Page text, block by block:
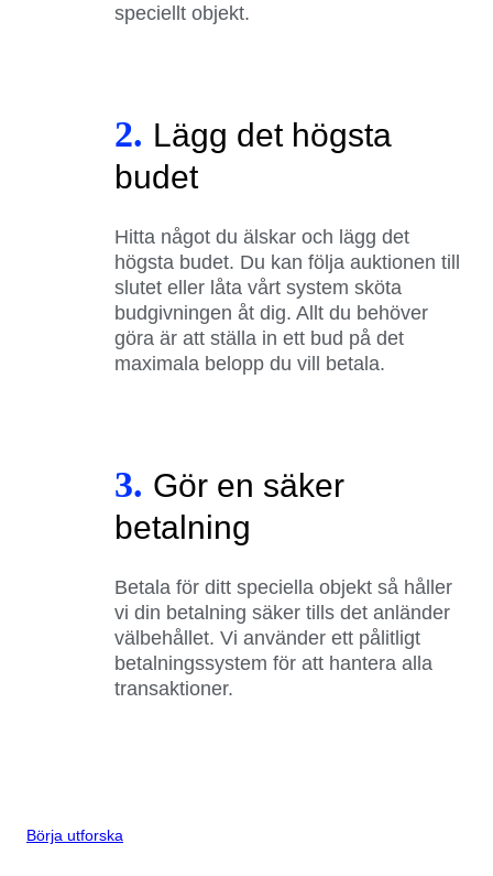
speciellt objekt.
2. Lägg det högsta
budet
Hitta något du älskar och lägg det
högsta budet. Du kan följa auktionen till
slutet eller låta vårt system sköta
budgivningen åt dig. Allt du behöver
göra är att ställa in ett bud på det
maximala belopp du vill betala.
3. Gör en säker
betalning
Betala för ditt speciella objekt så håller
vi din betalning säker tills det anländer
välbehållet. Vi använder ett pålitligt
betalningssystem för att hantera alla
transaktioner.
Börja utforska